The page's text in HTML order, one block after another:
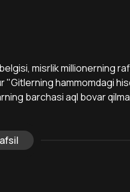
misrlik millionerning
"Gitlerning hammomdagi
barchasi aql bovar